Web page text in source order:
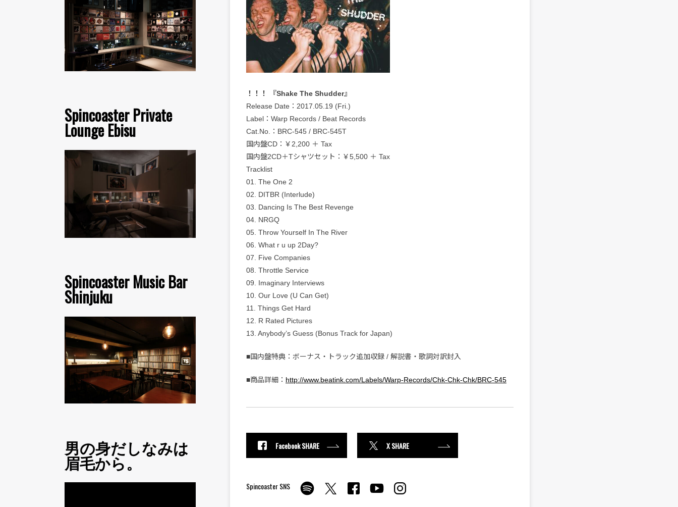
Spincoaster Private
Lounge Ebisu
Spincoaster Music Bar
Shinjuku
男の身だしなみは
眉毛から。
！！！ 『Shake The Shudder』
Release Date：2017.05.19 (Fri.)
Label：Warp Records / Beat Records
Cat.No.：BRC-545 / BRC-545T
国内盤CD：￥2,200 ＋ Tax
国内盤2CD＋Tシャツセット：￥5,500 ＋ Tax
Tracklist
01. The One 2
02. DITBR (Interlude)
03. Dancing Is The Best Revenge
04. NRGQ
05. Throw Yourself In The River
06. What r u up 2Day?
07. Five Companies
08. Throttle Service
09. Imaginary Interviews
10. Our Love (U Can Get)
11. Things Get Hard
12. R Rated Pictures
13. Anybody’s Guess (Bonus Track for Japan)
■国内盤特典：ボーナス・トラック追加収録 / 解説書・歌詞対訳封入
■商品詳細： http://www.beatink.com/Labels/Warp-Records/Chk-Chk-Chk/BRC-545
Facebook SHARE X SHARE
Spincoaster SNS